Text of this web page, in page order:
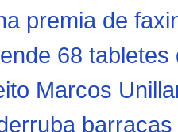
premia de
68
Marcos